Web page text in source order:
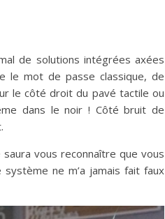
de solutions intégrées axées
le mot de passe classique, de
le côté droit du pavé tactile ou
dans le noir ! Côté bruit de
vous reconnaître que vous
ne m’a jamais fait faux